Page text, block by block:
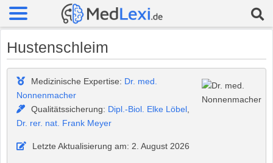
Hustenschleim
Medizinische Expertise: Dr. med.
Nonnenmacher
Qualitätssicherung: Dipl.-Biol. Elke Löbel,
Dr. rer. nat. Frank Meyer
Letzte Aktualisierung am: 2. August 2026